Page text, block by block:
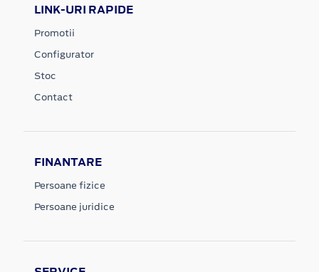
LINK-URI RAPIDE
Promotii
Configurator
Stoc
Contact
FINANTARE
Persoane fizice
Persoane juridice